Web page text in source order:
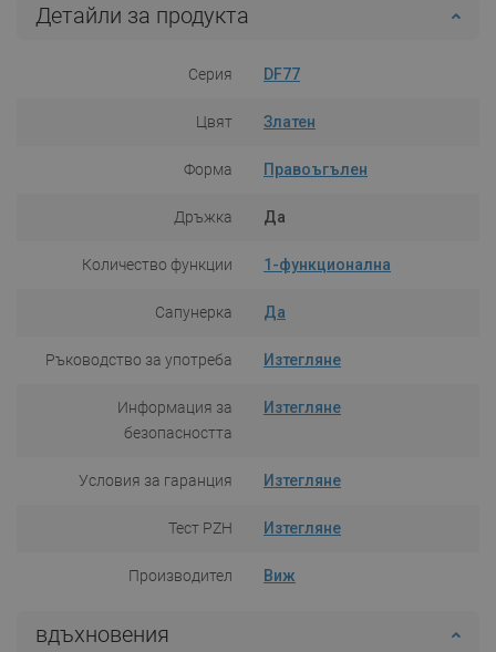
Детайли за продукта
Серия DF77
Цвят Златен
Форма Правоъгълен
Дръжка Да
Количество функции 1-функционална
Сапунерка Да
Ръководство за употреба Изтегляне
Информация за
безопасността
Изтегляне
Условия за гаранция Изтегляне
Тест PZH Изтегляне
Производител Виж
вдъхновения